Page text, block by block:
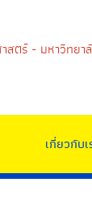
เกี่ยวกับเ